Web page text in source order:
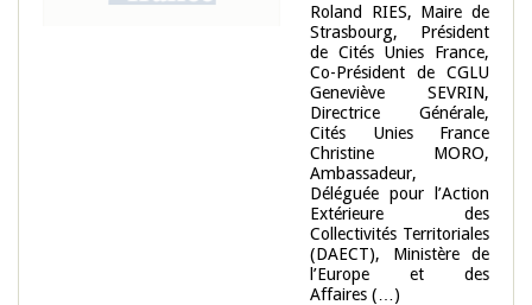
Roland RIES, Maire de
Strasbourg, Président
de Cités Unies France,
Co-Président de CGLU
Geneviève SEVRIN,
Directrice Générale,
Cités Unies France
Christine MORO,
Ambassadeur,
Déléguée pour l’Action
Extérieure des
Collectivités Territoriales
(DAECT), Ministère de
l’Europe et des
Affaires (…)